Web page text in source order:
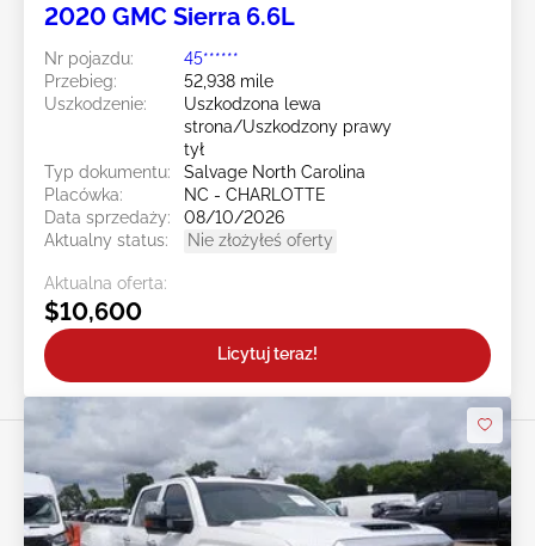
2020 GMC Sierra 6.6L
Nr pojazdu:
45******
Przebieg:
52,938 mile
Uszkodzenie:
Uszkodzona lewa
strona/Uszkodzony prawy
tył
Typ dokumentu:
Salvage North Carolina
Placówka:
NC - CHARLOTTE
Data sprzedaży:
08/10/2026
Aktualny status:
Nie złożyłeś oferty
Aktualna oferta:
$10,600
Licytuj teraz!